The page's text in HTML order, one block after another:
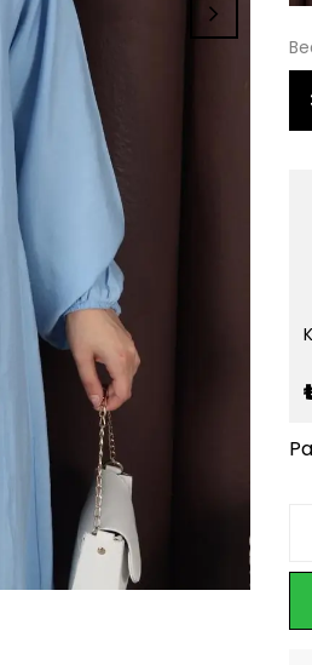
BELİR YAZLIK EVAZE ELBİSE
₺ 1,150.00